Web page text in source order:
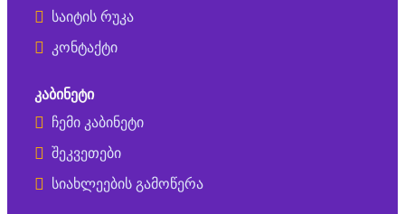
საიტის რუკა
კონტაქტი
ᲙᲐᲑᲘᲜᲔᲢᲘ
ჩემი კაბინეტი
შეკვეთები
სიახლეების გამოწერა